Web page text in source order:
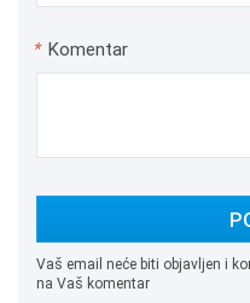
* Komentar
Vaš email neće biti objavljen i
na Vaš komentar